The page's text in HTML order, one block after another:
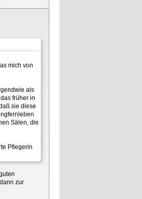
mich von
als
früher in
sie diese
Sälen, die
Pflegerin
zur